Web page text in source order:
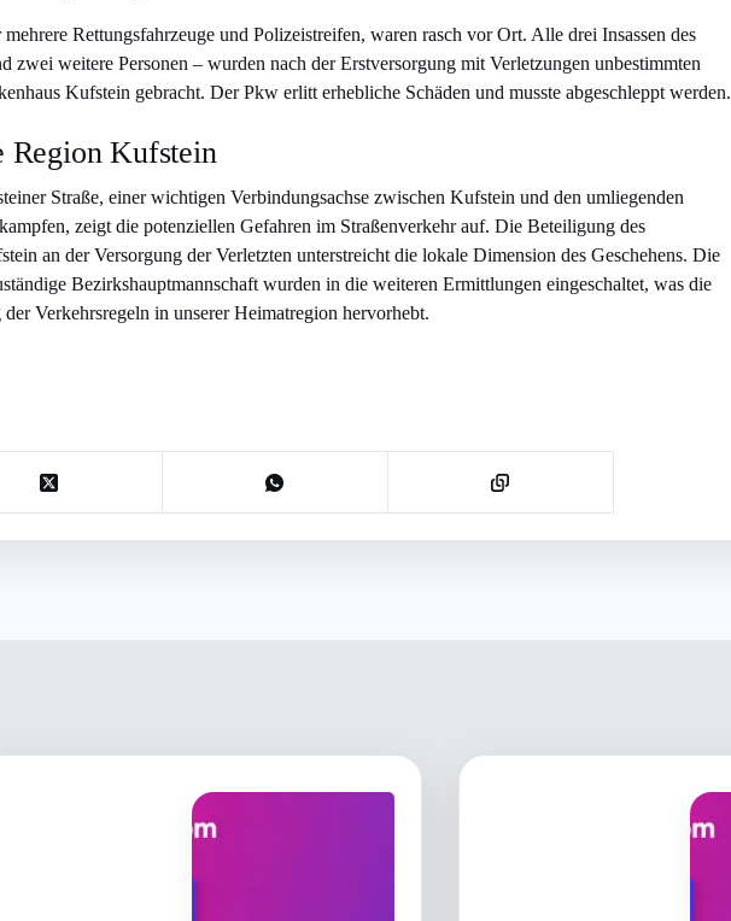
Rettungsfahrzeuge und Polizeistreifen, waren rasch vor Ort. Alle drei Insassen des
zwei weitere Personen – wurden nach der Erstversorgung mit Verletzungen unbestimmten
Kufstein gebracht. Der Pkw erlitt erhebliche Schäden und musste abgeschleppt werden.
Region Kufstein
Straße, einer wichtigen Verbindungsachse zwischen Kufstein und den umliegenden
zeigt die potenziellen Gefahren im Straßenverkehr auf. Die Beteiligung des
an der Versorgung der Verletzten unterstreicht die lokale Dimension des Geschehens. Die
Bezirkshauptmannschaft wurden in die weiteren Ermittlungen eingeschaltet, was die
Verkehrsregeln in unserer Heimatregion hervorhebt.